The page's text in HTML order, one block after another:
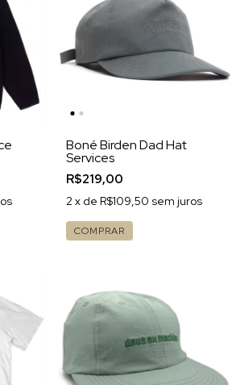
Boné Birden Dad Hat
Services
R$219,00
2 x de R$109,50 sem juros
COMPRAR